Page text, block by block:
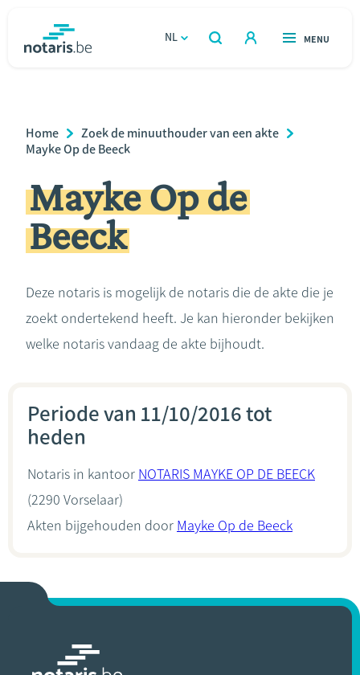
gaan
NL
OPEN
ZOEKEN
OPEN
MENU
Relatie & samenleven
Erven & schenken
Ondernemen
Rekenmodules
Breadcrumb
Home
Zoek de minuuthouder van een akte
Mayke Op de Beeck
Mayke Op de
Beeck
Deze notaris is mogelijk de notaris die de akte die je
zoekt ondertekend heeft. Je kan hieronder bekijken
welke notaris vandaag de akte bijhoudt.
Periode van 11/10/2016 tot
heden
Notaris in kantoor NOTARIS MAYKE OP DE BEECK
(2290 Vorselaar)
Akten bijgehouden door Mayke Op de Beeck